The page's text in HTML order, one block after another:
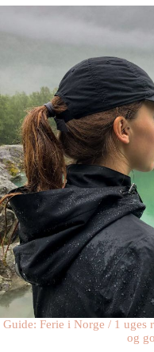
Guide: Ferie i Norge / 1 uges
og